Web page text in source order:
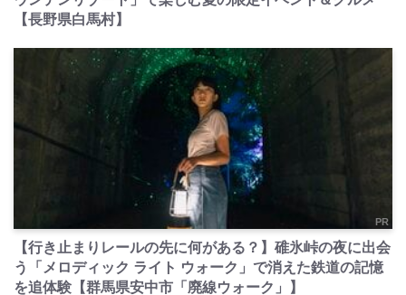
【長野県白馬村】
PR
【行き止まりレールの先に何がある？】碓氷峠の夜に出会
う「メロディック ライト ウォーク」で消えた鉄道の記憶
を追体験【群馬県安中市「廃線ウォーク」】